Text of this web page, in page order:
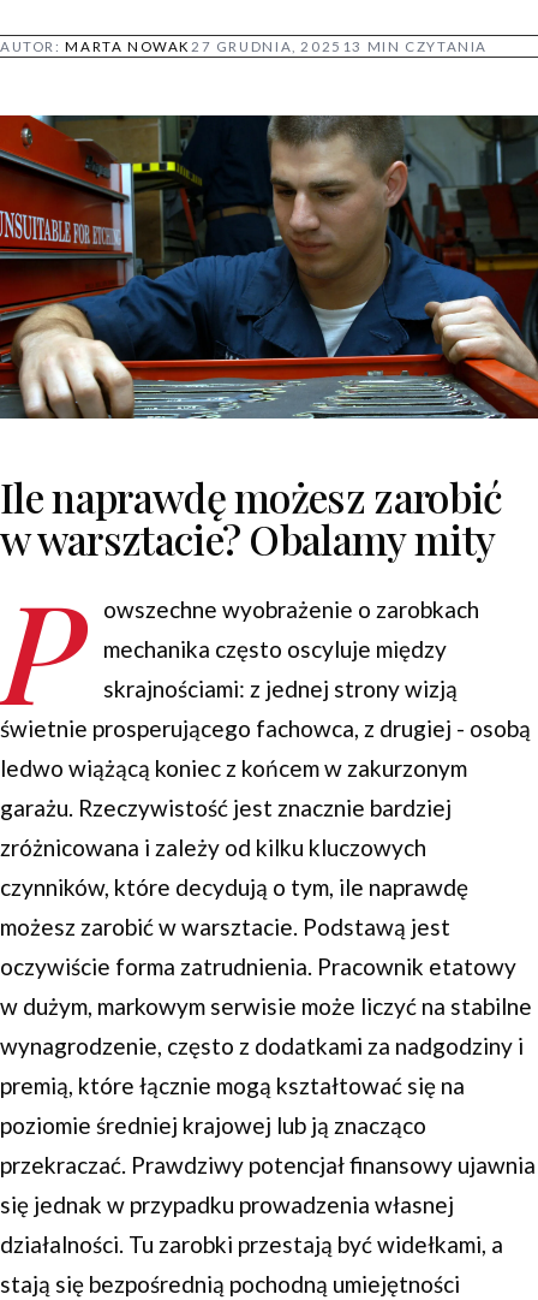
AUTOR:MARTA NOWAK 27 GRUDNIA, 2025 13 MIN CZYTANIA
Ile naprawdę możesz zarobić
w warsztacie? Obalamy mity
P
owszechne wyobrażenie o zarobkach
mechanika często oscyluje między
skrajnościami: z jednej strony wizją
świetnie prosperującego fachowca, z drugiej - osobą
ledwo wiążącą koniec z końcem w zakurzonym
garażu. Rzeczywistość jest znacznie bardziej
zróżnicowana i zależy od kilku kluczowych
czynników, które decydują o tym, ile naprawdę
możesz zarobić w warsztacie. Podstawą jest
oczywiście forma zatrudnienia. Pracownik etatowy
w dużym, markowym serwisie może liczyć na stabilne
wynagrodzenie, często z dodatkami za nadgodziny i
premią, które łącznie mogą kształtować się na
poziomie średniej krajowej lub ją znacząco
przekraczać. Prawdziwy potencjał finansowy ujawnia
się jednak w przypadku prowadzenia własnej
działalności. Tu zarobki przestają być widełkami, a
stają się bezpośrednią pochodną umiejętności